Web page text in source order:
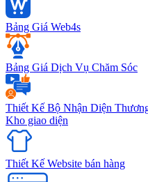
Bảng Giá Web4s
Bảng Giá Dịch Vụ Chăm Sóc
Thiết Kế Bộ Nhận Diện
Kho giao diện
Thiết Kế Website bán hàng